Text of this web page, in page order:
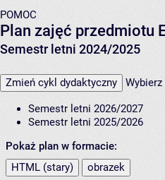
POMOC
Plan zajęć przedmiotu
Semestr letni 2024/2025
Zmień cykl dydaktyczny
Semestr letni 2026/2027
Semestr letni 2025/2026
Pokaż plan w formacie:
HTML (stary)
obrazek